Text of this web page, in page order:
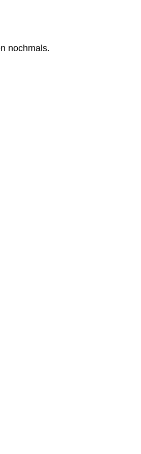
nochmals.